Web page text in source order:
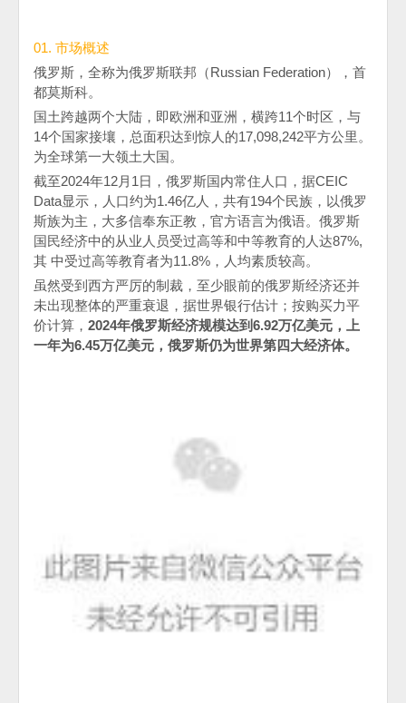
01. 市场概述
俄罗斯，全称为俄罗斯联邦（Russian Federation），首
都莫斯科。
国土跨越两个大陆，即欧洲和亚洲，横跨11个时区，与
14个国家接壤，总面积达到惊人的17,098,242平方公里。
为全球第一大领土大国。
截至2024年12月 1 日，俄罗斯国内常住人口，据CEIC
Data显示，人口约为1.46亿人，共有194个民族，以俄罗
斯族为主，大多信奉东正教，官方语言为俄语。俄罗斯
国民经济中的从业人员受过高等和中等教育的人达87%,
其 中受过高等教育者为11.8% ，人均素质较高。
虽然受到西方严厉的制裁，至少眼前的俄罗斯经济还并
未出现整体的严重衰退，据世界银行估计；按购买力平
价计算， 2024年俄罗斯经济规模达到6.92万亿美元，上
一年为6.45万亿美元，俄罗斯仍为世界第四大经济体。